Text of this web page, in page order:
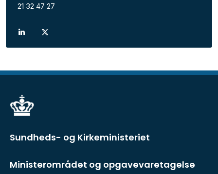
21 32 47 27
Sundheds- og Kirkeministeriet
Ministerområdet og opgavevaretagelse